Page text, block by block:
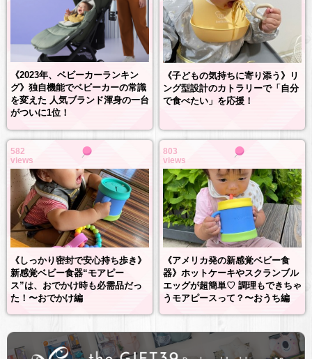
《2023年、ベビーカーランキン
グ》独自機能でベビーカーの常識
を変えた 人気ブランド渾身の一台
がついに1位！
《子どもの気持ちに寄り添う》リ
ング型設計のカトラリーで「自分
で食べたい」を応援！
582
views
《しっかり密封で安心持ち歩き》
新感覚ベビー食器“モアピー
ス”は、おでかけ時も必需品だっ
た！〜おでかけ編
803
views
《アメリカ発の新感覚ベビー食
器》ホットケーキやスクランブル
エッグが超簡単♡ 調理もできちゃ
うモアピースって？〜おうち編